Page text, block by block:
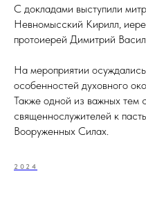
С докладами выступили
Невномысский Кирилл,
протоиерей Димитрий
На мероприятии
особенностей духовного
Также одной из важных тем
священнослужителей к
Вооруженных Силах.
2024